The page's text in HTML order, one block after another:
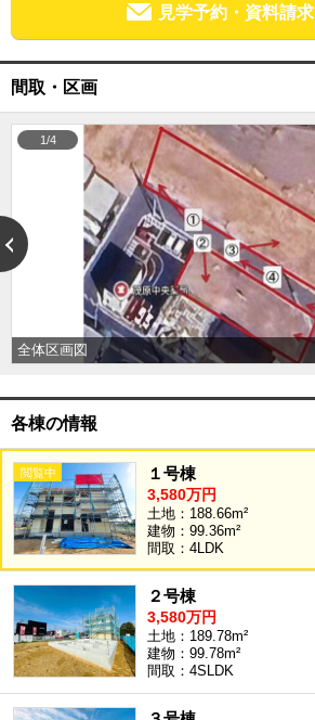
見学予約・資料請求
間取・区画
全体区画図
1/4
各棟の情報
１号棟
3,580万円
土地：188.66m²
建物：99.36m²
間取：4LDK
２号棟
3,580万円
土地：189.78m²
建物：99.78m²
間取：4SLDK
船橋･市川･浦安方面エリア
船橋･市川･浦安方面エリアの新築一戸建
船橋･市川･浦安方面エリアの中古一戸建
船橋･市川･浦安方面エリアのマンション
船橋･市川･浦安方面エリアの土地
千葉市エリア
千葉市エリアの新築一戸建
千葉市エリアの中古一戸建
千葉市エリアのマンション
千葉市エリアの土地
外房エリア
外房エリアの新築一戸建
外房エリアの中古一戸建
外房エリアのマンション
外房エリアの土地
内房エリアの中古一戸建
内房エリアのマンション
内房エリアの土地
東京全域エリア
東京全域エリアの新築一戸建
東京全域エリアの中古一戸建
東京全域エリアのマンション
東京全域エリアの土地
神奈川全域エリア
神奈川全域エリアの新築一戸建
神奈川全域エリアの中古一戸建
神奈川全域エリアの土地